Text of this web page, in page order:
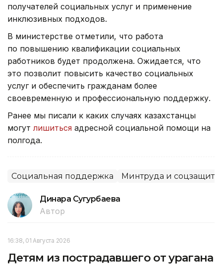
получателей социальных услуг и применение
инклюзивных подходов.
В министерстве отметили, что работа
по повышению квалификации социальных
работников будет продолжена. Ожидается, что
это позволит повысить качество социальных
услуг и обеспечить гражданам более
своевременную и профессиональную поддержку.
Ранее мы писали к каких случаях казахстанцы
могутлишиться адресной социальной помощи на
полгода.
Социальная поддержка Минтруда и
Динара Сугурбаева
Автор
16:38, 01 Августа 2026
Детям из пострадавшего от урагана